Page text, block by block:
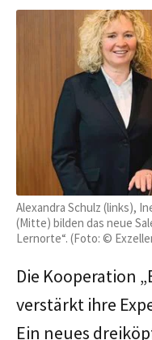
Alexandra Schulz (links),
(Mitte) bilden das neue
Lernorte“. (Foto: ©
Die Kooperation
verstärkt ihre
Ein neues